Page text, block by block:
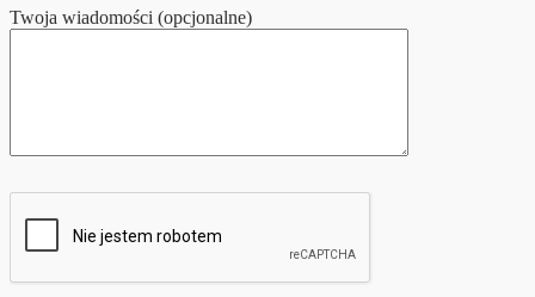
Twoja wiadomości (opcjonalne)